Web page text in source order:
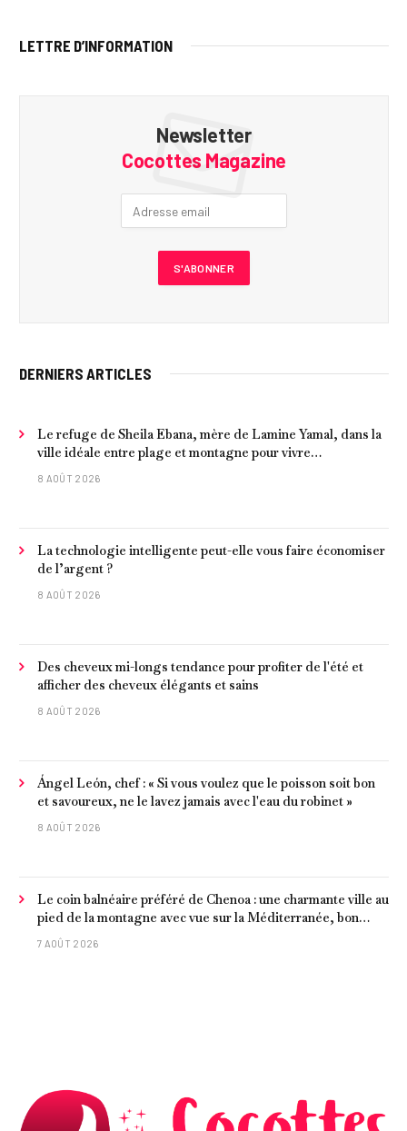
LETTRE D’INFORMATION
Newsletter
Cocottes Magazine
DERNIERS ARTICLES
Le refuge de Sheila Ebana, mère de Lamine Yamal, dans la
ville idéale entre plage et montagne pour vivre
tranquillement près de Barcelone
8 AOÛT 2026
La technologie intelligente peut-elle vous faire économiser
de l’argent ?
8 AOÛT 2026
Des cheveux mi-longs tendance pour profiter de l'été et
afficher des cheveux élégants et sains
8 AOÛT 2026
Ángel León, chef : « Si vous voulez que le poisson soit bon
et savoureux, ne le lavez jamais avec l'eau du robinet »
8 AOÛT 2026
Le coin balnéaire préféré de Chenoa : une charmante ville au
pied de la montagne avec vue sur la Méditerranée, bon
poisson et criques isolées
7 AOÛT 2026